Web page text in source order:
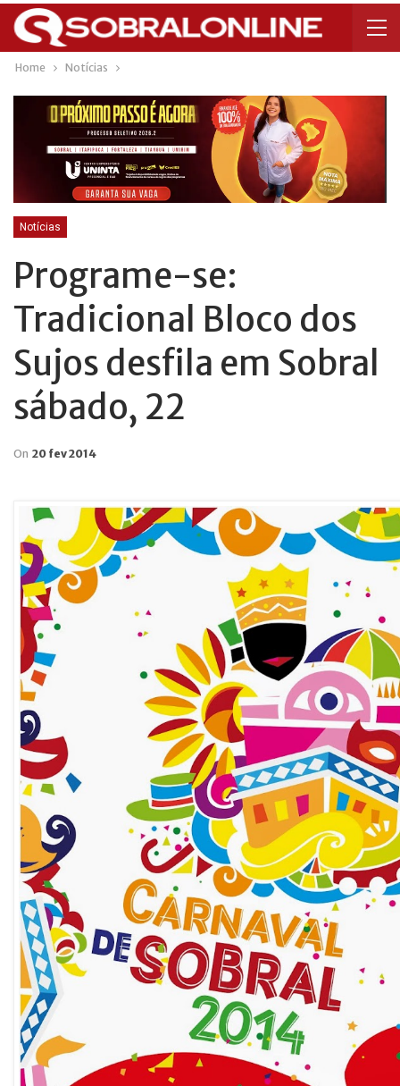
Home Notícias
Notícias
Programe-se:
Tradicional Bloco dos
Sujos desfila em Sobral
sábado, 22
On 20 fev 2014